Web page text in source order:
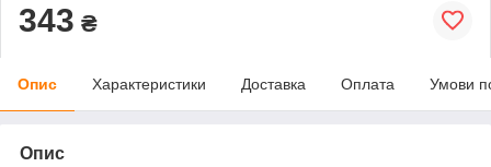
343 ₴
Опис Характеристики Доставка Оплата Умови
Опис